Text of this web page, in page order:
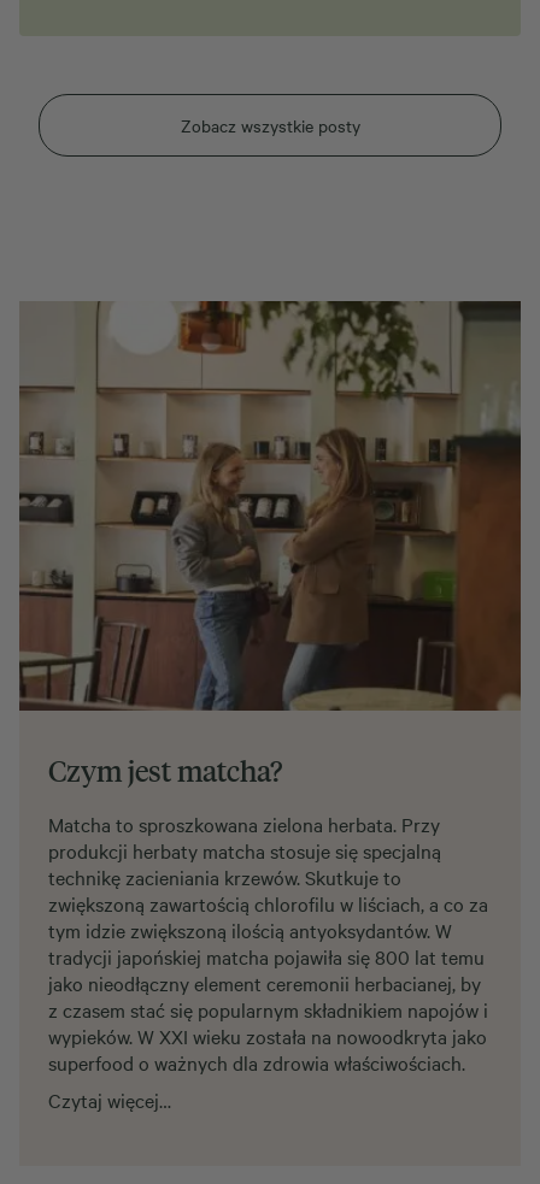
Zobacz wszystkie posty
Czym jest matcha?
Matcha to sproszkowana zielona herbata. Przy
produkcji herbaty matcha stosuje się specjalną
technikę zacieniania krzewów. Skutkuje to
zwiększoną zawartością chlorofilu w liściach, a co za
tym idzie zwiększoną ilością antyoksydantów. W
tradycji japońskiej matcha pojawiła się 800 lat temu
jako nieodłączny element ceremonii herbacianej, by
z czasem stać się popularnym składnikiem napojów i
wypieków. W XXI wieku została na nowoodkryta jako
superfood o ważnych dla zdrowia właściwościach.
Czytaj więcej…